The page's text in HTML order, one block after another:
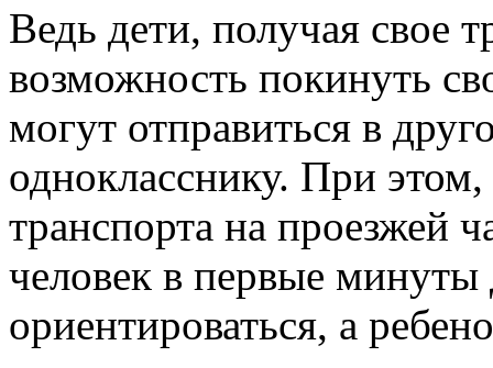
Ведь дети, получая свое
возможность покинуть
могут отправиться в
однокласснику. При
транспорта на проезжей
человек в первые
ориентироваться, а